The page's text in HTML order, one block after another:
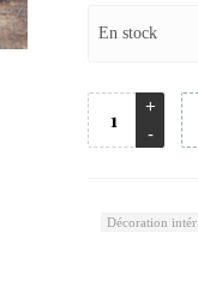
En stock
Décoration